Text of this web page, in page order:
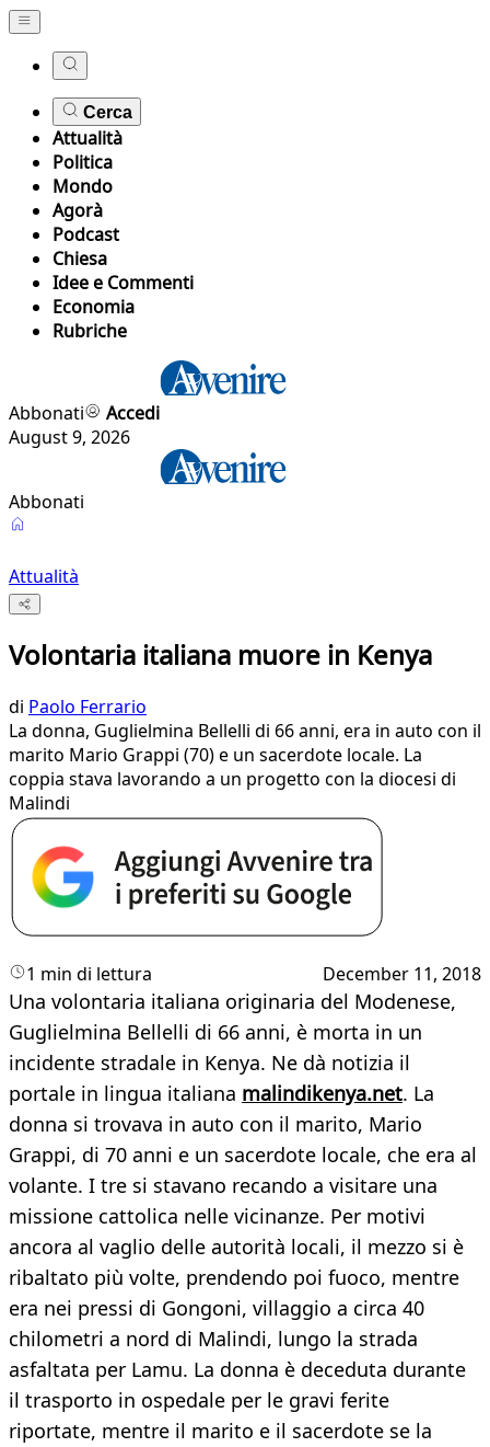
Cerca
Attualità
Politica
Mondo
Agorà
Podcast
Chiesa
Idee e Commenti
Economia
Rubriche
Abbonati
Accedi
August 9, 2026
Abbonati
Attualità
Volontaria italiana muore in Kenya
di Paolo Ferrario
La donna, Guglielmina Bellelli di 66 anni, era in auto con il
marito Mario Grappi (70) e un sacerdote locale. La
coppia stava lavorando a un progetto con la diocesi di
Malindi
1 min di lettura December 11, 2018
Una volontaria italiana originaria del Modenese,
Guglielmina Bellelli di 66 anni, è morta in un
incidente stradale in Kenya. Ne dà notizia il
portale in lingua italiana malindikenya.net. La
donna si trovava in auto con il marito, Mario
Grappi, di 70 anni e un sacerdote locale, che era al
volante. I tre si stavano recando a visitare una
missione cattolica nelle vicinanze. Per motivi
ancora al vaglio delle autorità locali, il mezzo si è
ribaltato più volte, prendendo poi fuoco, mentre
era nei pressi di Gongoni, villaggio a circa 40
chilometri a nord di Malindi, lungo la strada
asfaltata per Lamu. La donna è deceduta durante
il trasporto in ospedale per le gravi ferite
riportate, mentre il marito e il sacerdote se la